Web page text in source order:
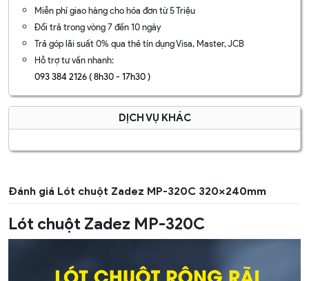
Miễn phí giao hàng cho hóa đơn từ 5 Triệu
Đổi trả trong vòng 7 đến 10 ngày
Trả góp lãi suất 0% qua thẻ tín dụng Visa, Master, JCB
Hỗ trợ tư vấn nhanh:
093 384 2126 ( 8h30 - 17h30 )
DỊCH VỤ KHÁC
Đánh giá Lót chuột Zadez MP-320C 320x240mm
Lót chuột Zadez MP-320C